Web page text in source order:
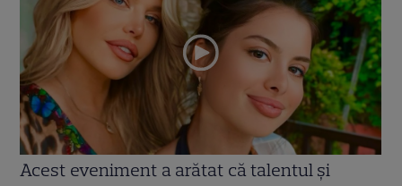
Acest eveniment a arătat că talentul și